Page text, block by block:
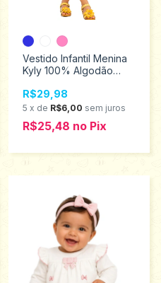
Vestido Infantil Menina
Kyly 100% Algodão
1001801
R$29,98
5 x de R$6,00 sem juros
R$25,48 no Pix